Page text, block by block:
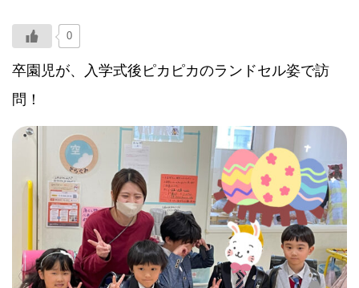
0
卒園児が、入学式後ピカピカのランドセル姿で訪
問！